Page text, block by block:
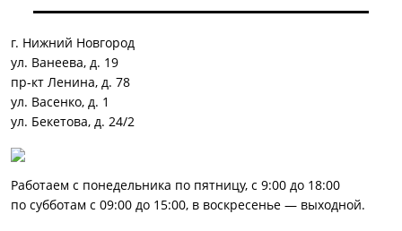
г. Нижний Новгород
ул. Ванеева, д. 19
пр-кт Ленина, д. 78
ул. Васенко, д. 1
ул. Бекетова, д. 24/2
Работаем с понедельника по пятницу, с 9:00 до 18:00
по субботам с 09:00 до 15:00, в воскресенье — выходной.